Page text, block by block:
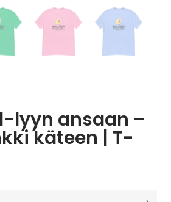
lyyn ansaan –
käteen | T-